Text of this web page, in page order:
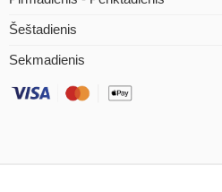
Šeštadienis
Sekmadienis